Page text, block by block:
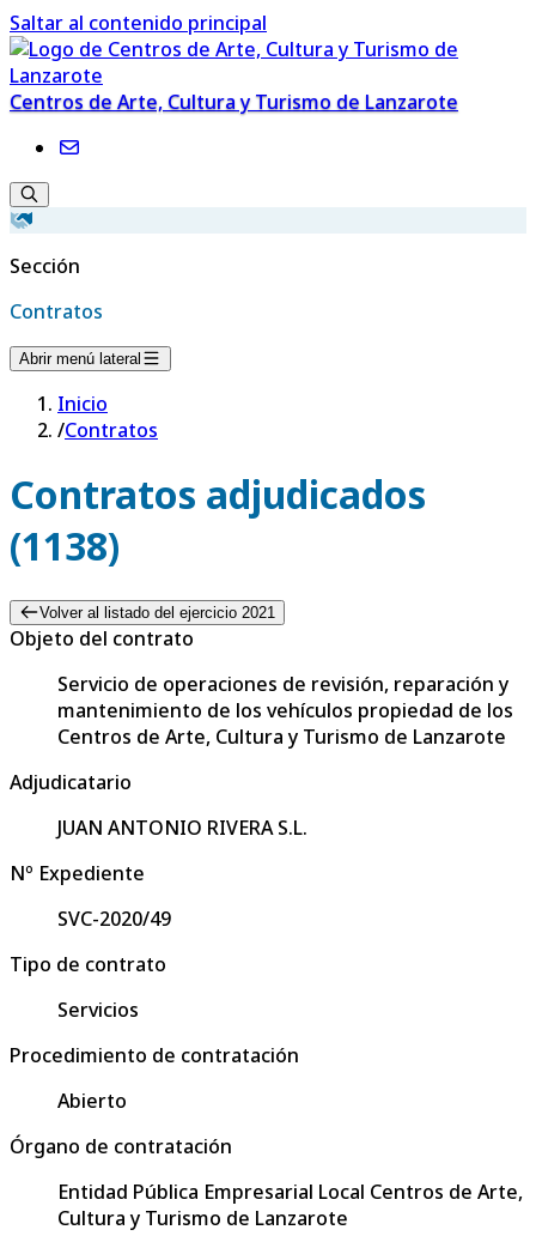
Saltar al contenido principal
Centros de Arte, Cultura y Turismo de Lanzarote
Sección
Contratos
Abrir menú lateral
Inicio
/Contratos
Contratos adjudicados
(1138)
Volver al listado del ejercicio 2021
Objeto del contrato
Servicio de operaciones de revisión, reparación y
mantenimiento de los vehículos propiedad de los
Centros de Arte, Cultura y Turismo de Lanzarote
Adjudicatario
JUAN ANTONIO RIVERA S.L.
Nº Expediente
SVC-2020/49
Tipo de contrato
Servicios
Procedimiento de contratación
Abierto
Órgano de contratación
Entidad Pública Empresarial Local Centros de Arte,
Cultura y Turismo de Lanzarote